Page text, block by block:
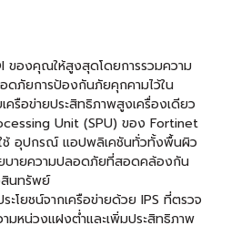
ของคุณให้สูงสุดโดยการรวมความ
ดภัยการป้องกันภัยคุกคามไว้ใน
รือข่ายประสิทธิภาพสูงเครื่องเดียว
Unit (SPU) ของ Fortinet
ช้ อุปกรณ์ แอปพลิเคชันทั่วทั้งพื้นผิว
ยบายความปลอดภัยที่สอดคล้องกัน
นทรัพย์
ะโยชน์จากเครือข่ายด้วย IPS ที่ตรวจ
มหน่วงแฝงต่ำและเพิ่มประสิทธิภาพ